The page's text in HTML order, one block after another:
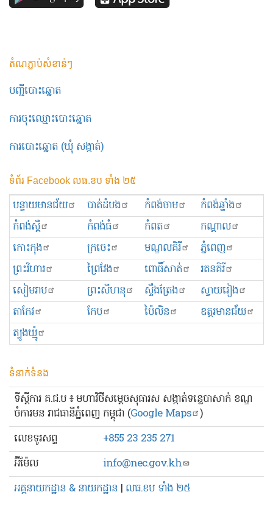
តំណភ្ជាប់សំខាន់ៗ
បញ្ជីបោះឆ្នោត
ការចុះឈ្មោះបោះឆ្នោត
ការបោះឆ្នោត (ឃុំ សង្កាត់)
ទំព័រ Facebook លធ.ខប ទាំង ២៥
បន្ទាយមានជ័យ បាត់ដំបង កំពង់ចាម
កំពង់ឆ្នាំង
កំពង់ស្ពឺ
កំពង់ធំ កំពត
កណ្ដាល
កោះកុង
ក្រចេះ មណ្ឌលគិរី
ភ្នំពេញ
ព្រះ​វិហារ
ព្រៃវែង ពោធិ៍សាត់
រតនគិរី
សៀមរាប
ព្រះសីហនុ ស្ទឹងត្រែង
ស្វាយរៀង
តាកែវ
កែប ប៉ៃលិន
ឧត្ដរមានជ័យ
ត្បូងឃ្មុំ
ទំនាក់ទំនង
ទីស្ដីការ គ.ជ.ប ៖ មហាវិថីសម្ដេចសុធារស សង្កាត់ទន្លេបាសាក់ ខណ្ឌ
ចំការមន រាជធានីភ្នំពេញ កម្ពុជា (Google Maps )
លេខ​ទូរសព្ទ
+855 23 235 271
អ៊ីម៉ែល
info@nec.gov.kh
អគ្គនាយកដ្ឋាន & នាយកដ្ឋាន | លធ.ខប ទាំង ២៥